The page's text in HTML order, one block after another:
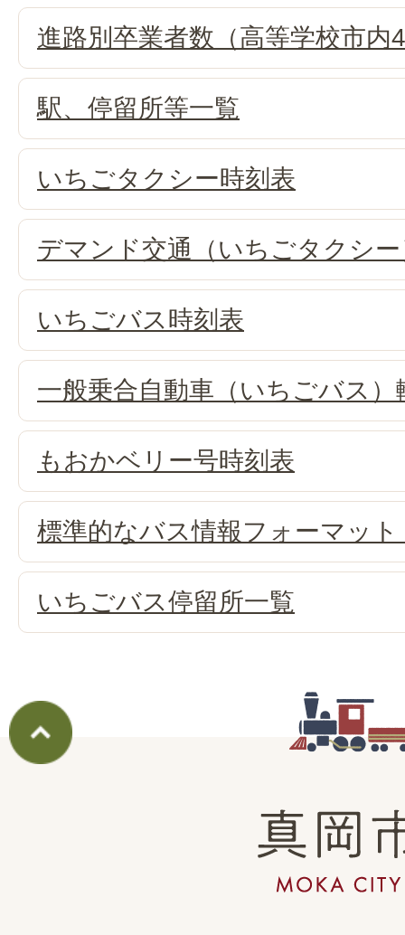
進路別卒業者数（高等学校市内
駅、停留所等一覧
いちごタクシー時刻表
デマンド交通（いちごタクシ
いちごバス時刻表
一般乗合自動車（いちごバス）
もおかベリー号時刻表
標準的なバス情報フォーマッ
いちごバス停留所一覧
真
岡
市